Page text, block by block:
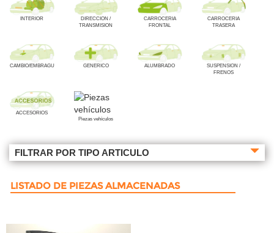
INTERIOR
DIRECCION /
TRANSMISION
CARROCERIA
FRONTAL
CARROCERIA
TRASERA
CAMBIO/EMBRAGUE GENERICO ALUMBRADO
SUSPENSION /
FRENOS
ACCESORIOS
Piezas vehículos
FILTRAR POR TIPO ARTICULO
LISTADO DE PIEZAS ALMACENADAS